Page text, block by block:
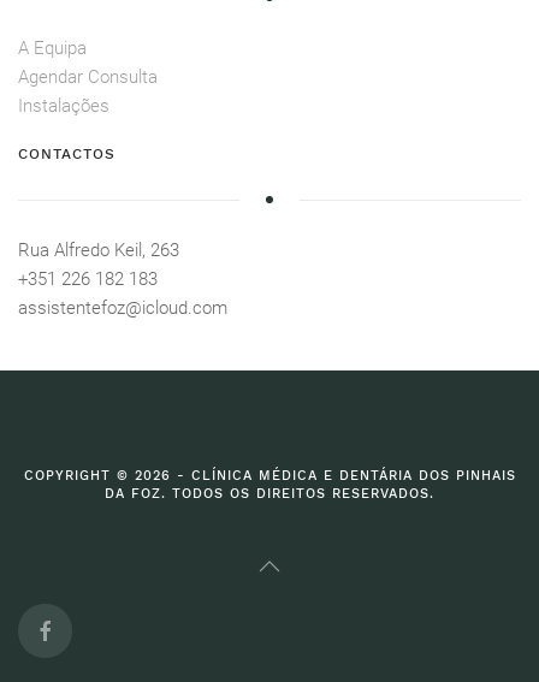
A Equipa
Agendar Consulta
Instalações
CONTACTOS
Rua Alfredo Keil, 263
+351 226 182 183
assistentefoz@icloud.com
COPYRIGHT © 2026 - CLÍNICA MÉDICA E DENTÁRIA DOS PINHAIS
DA FOZ. TODOS OS DIREITOS RESERVADOS.